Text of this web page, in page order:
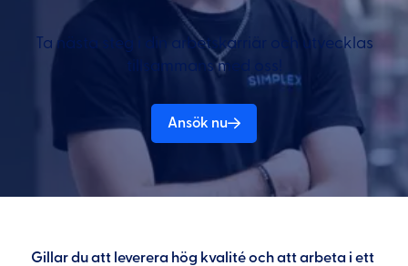
Ta nästa steg i din arbetskarriär och utvecklas
tillsammans med oss!
Ansök nu
Gillar du att leverera hög kvalité och att arbeta i ett